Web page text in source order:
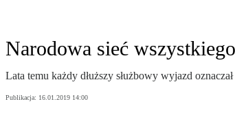
Narodowa sieć wszystkiego
Lata temu każdy dłuższy służbowy wyjazd
Publikacja: 16.01.2019 14:00